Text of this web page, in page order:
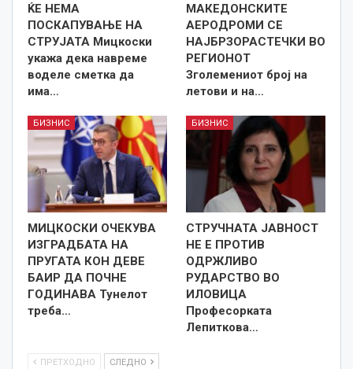
ЌЕ НЕМА
ПОСКАПУВАЊЕ НА
СТРУЈАТА Мицкоски
укажа дека навреме
воделе сметка да
има…
МАКЕДОНСКИТЕ
АЕРОДРОМИ СЕ
НАЈБРЗОРАСТЕЧКИ ВО
РЕГИОНОТ
Зголемениот број на
летови и на…
БИЗНИС
МИЦКОСКИ ОЧЕКУВА
ИЗГРАДБАТА НА
ПРУГАТА КОН ДЕВЕ
БАИР ДА ПОЧНЕ
ГОДИНАВА Тунелот
треба…
БИЗНИС
СТРУЧНАТА ЈАВНОСТ
НЕ Е ПРОТИВ
ОДРЖЛИВО
РУДАРСТВО ВО
ИЛОВИЦА
Професорката
Лепиткова…
ПРЕТХОДНО СЛЕДНО